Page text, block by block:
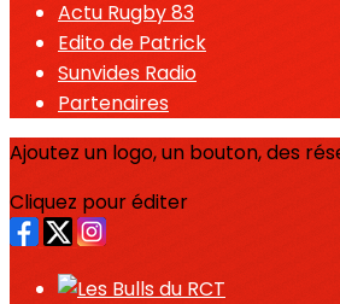
Actu Rugby 83
Edito de Patrick
Sunvides Radio
Partenaires
Ajoutez un logo, un bouton, des
Cliquez pour éditer